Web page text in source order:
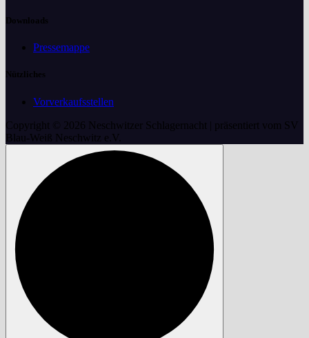
Downloads
Pressemappe
Nützliches
Vorverkaufsstellen
Copyright © 2026 Neschwitzer Schlagernacht | präsentiert vom SV
Blau-Weiß Neschwitz e.V.